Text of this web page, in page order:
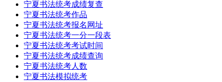
宁夏书法统考成绩复查
宁夏书法统考作品
宁夏书法统考报名网址
宁夏书法统考一分一段表
宁夏书法统考考试时间
宁夏书法统考成绩查询
宁夏书法统考人数
宁夏书法模拟统考